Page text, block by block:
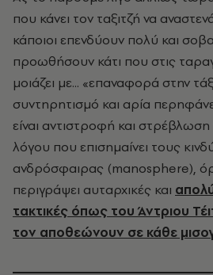
που κάνει τον ταξιτζή να
κάποιοι επενδύουν πολύ και
προωθήσουν κάτι που στις
μοιάζει με... «επαναφορά στην
συντηρητισμό και αρία
είναι αντιστροφή και στρέβλωση
λόγου που επισημαίνει τους
ανδρόσφαιρας (manosphere),
περιγράψει αυταρχικές και
τακτικές όπως του Άντριου
τον αποθεώνουν σε κάθε